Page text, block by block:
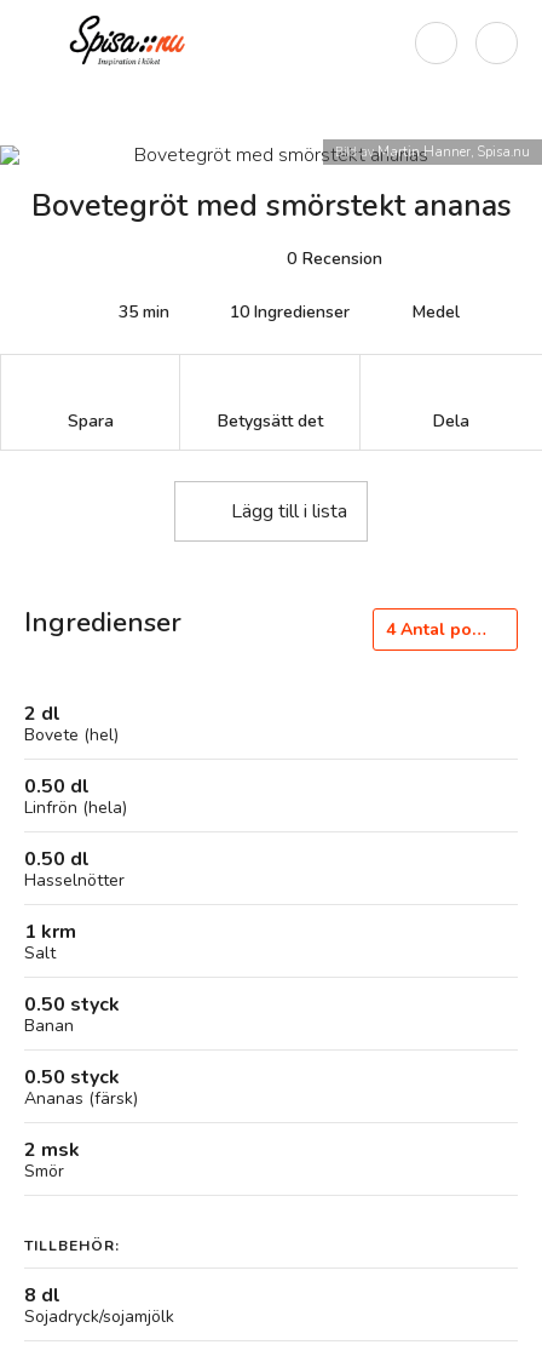
Bild av Martin Hanner, Spisa.nu
Bovetegröt med smörstekt ananas
0 Recension
35 min 10 Ingredienser Medel
Spara Betygsätt det Dela
Lägg till i lista
Ingredienser 4 Antal portioner
2 dl
Bovete (hel)
0.50 dl
Linfrön (hela)
0.50 dl
Hasselnötter
1 krm
Salt
0.50 styck
Banan
0.50 styck
Ananas (färsk)
2 msk
Smör
TILLBEHÖR:
8 dl
Sojadryck/sojamjölk